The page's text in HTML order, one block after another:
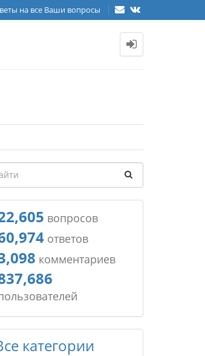
на все Ваши вопросы
вопросов
ответов
комментариев
категории